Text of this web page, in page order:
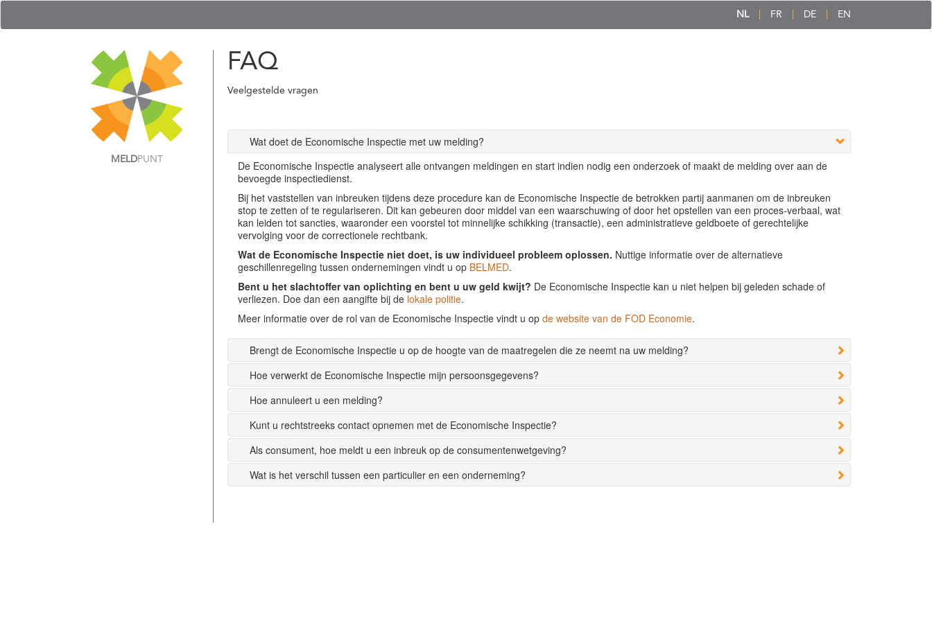
NL FR DE EN
MELDPUNT
FAQ
Veelgestelde vragen
Wat doet de Economische Inspectie met uw melding?
De Economische Inspectie analyseert alle ontvangen meldingen en start indien nodig een onderzoek of maakt de melding over aan de
bevoegde inspectiedienst.
Bij het vaststellen van inbreuken tijdens deze procedure kan de Economische Inspectie de betrokken partij aanmanen om de inbreuken
stop te zetten of te regulariseren. Dit kan gebeuren door middel van een waarschuwing of door het opstellen van een proces-verbaal, wat
kan leiden tot sancties, waaronder een voorstel tot minnelijke schikking (transactie), een administratieve geldboete of gerechtelijke
vervolging voor de correctionele rechtbank.
Wat de Economische Inspectie niet doet, is uw individueel probleem oplossen. Nuttige informatie over de alternatieve
geschillenregeling tussen ondernemingen vindt u op BELMED.
Bent u het slachtoffer van oplichting en bent u uw geld kwijt? De Economische Inspectie kan u niet helpen bij geleden schade of
verliezen. Doe dan een aangifte bij de lokale politie.
Meer informatie over de rol van de Economische Inspectie vindt u op de website van de FOD Economie.
Brengt de Economische Inspectie u op de hoogte van de maatregelen die ze neemt na uw melding?
Hoe verwerkt de Economische Inspectie mijn persoonsgegevens?
Hoe annuleert u een melding?
Kunt u rechtstreeks contact opnemen met de Economische Inspectie?
Als consument, hoe meldt u een inbreuk op de consumentenwetgeving?
Wat is het verschil tussen een particulier en een onderneming?